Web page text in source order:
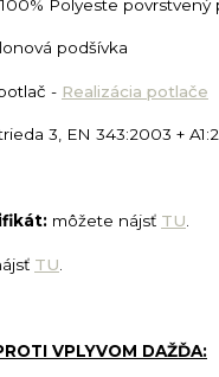
100% Polyeste povrstvený
podšívka
- Realizácia potlače
3, EN 343:2003 +
môžete nájsť TU
TU
VPLYVOM DAŽĎA: